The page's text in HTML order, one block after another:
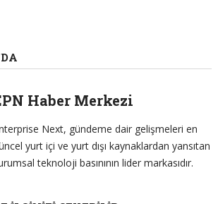
Haber Merkezi
Next, gündeme dair gelişmeleri en
yurt içi ve yurt dışı kaynaklardan yansıtan
teknoloji basınının lider markasıdır.